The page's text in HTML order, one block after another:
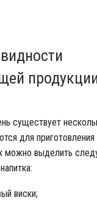
существует
для приготовления
можно выделить
виски;